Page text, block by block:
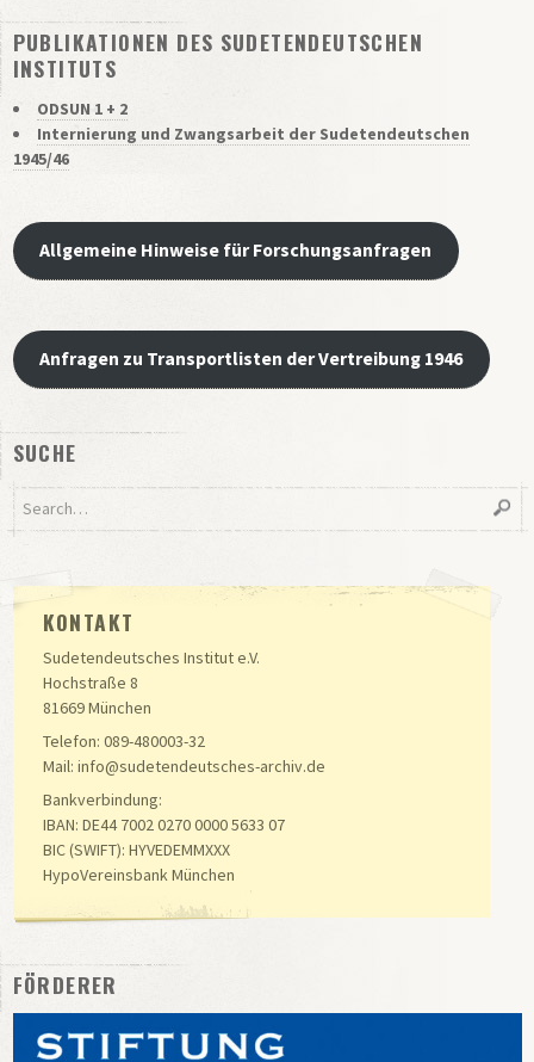
PUBLIKATIONEN DES SUDETENDEUTSCHEN
INSTITUTS
ODSUN 1 + 2
Internierung und Zwangsarbeit der Sudetendeutschen
1945/46
Allgemeine Hinweise für Forschungsanfragen
Anfragen zu Transportlisten der Vertreibung 1946
SUCHE
KONTAKT
Sudetendeutsches Institut e.V.
Hochstraße 8
81669 München
Telefon: 089-480003-32
Mail: info@sudetendeutsches-archiv.de
Bankverbindung:
IBAN: DE44 7002 0270 0000 5633 07
BIC (SWIFT): HYVEDEMMXXX
HypoVereinsbank München
FÖRDERER